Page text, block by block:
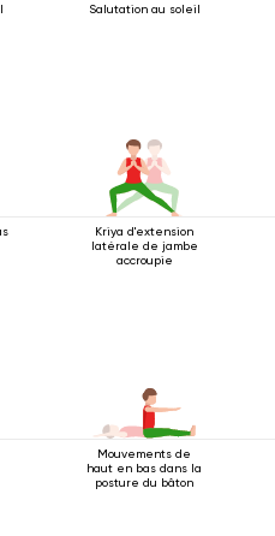
Salutation au soleil
Kriya d'extension
latérale de jambe
accroupie
Mouvements de
haut en bas dans la
posture du bâton